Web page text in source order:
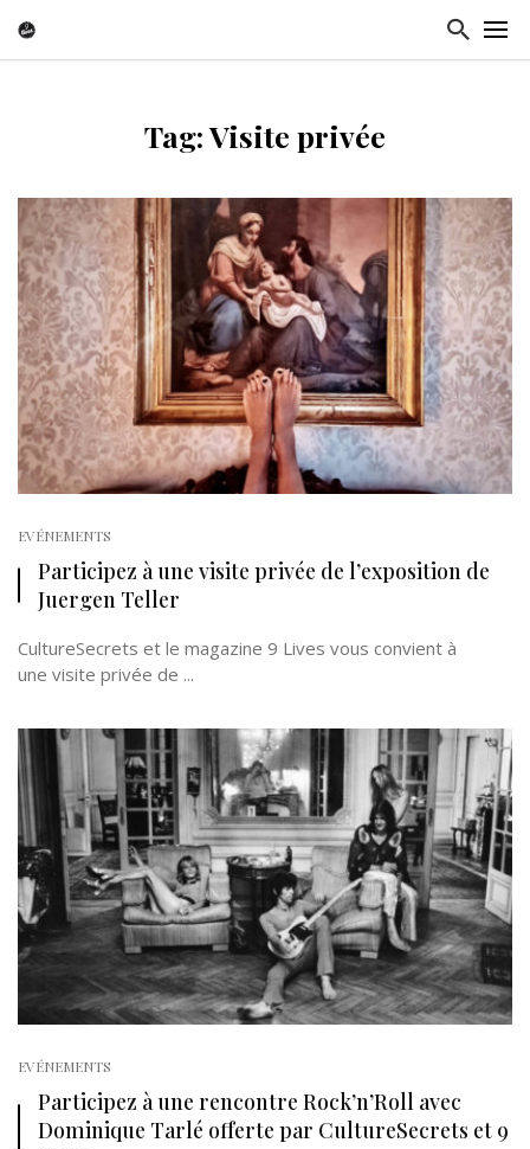
Tag: Visite privée
EVÉNEMENTS
Participez à une visite privée de l’exposition de
Juergen Teller
CultureSecrets et le magazine 9 Lives vous convient à
une visite privée de ...
EVÉNEMENTS
Participez à une rencontre Rock’n’Roll avec
Dominique Tarlé offerte par CultureSecrets et 9